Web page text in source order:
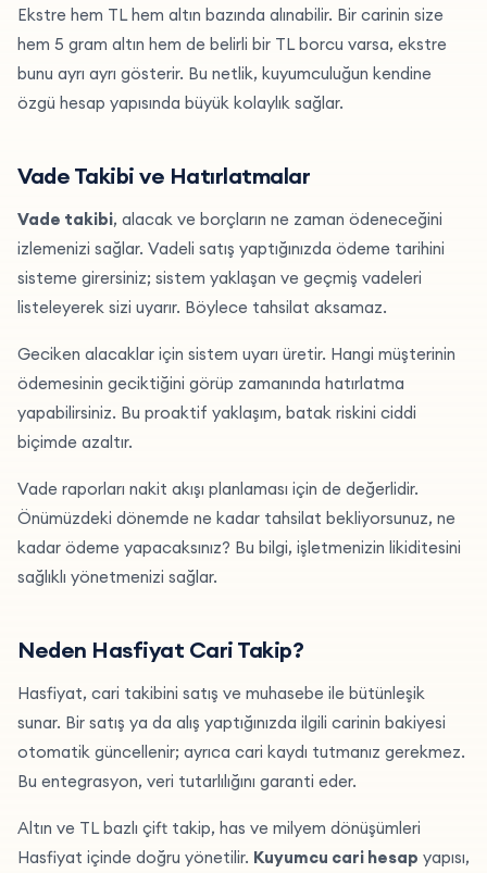
Ekstre hem TL hem altın bazında alınabilir. Bir carinin size
hem 5 gram altın hem de belirli bir TL borcu varsa, ekstre
bunu ayrı ayrı gösterir. Bu netlik, kuyumculuğun kendine
özgü hesap yapısında büyük kolaylık sağlar.
Vade Takibi ve Hatırlatmalar
Vade takibi, alacak ve borçların ne zaman ödeneceğini
izlemenizi sağlar. Vadeli satış yaptığınızda ödeme tarihini
sisteme girersiniz; sistem yaklaşan ve geçmiş vadeleri
listeleyerek sizi uyarır. Böylece tahsilat aksamaz.
Geciken alacaklar için sistem uyarı üretir. Hangi müşterinin
ödemesinin geciktiğini görüp zamanında hatırlatma
yapabilirsiniz. Bu proaktif yaklaşım, batak riskini ciddi
biçimde azaltır.
Vade raporları nakit akışı planlaması için de değerlidir.
Önümüzdeki dönemde ne kadar tahsilat bekliyorsunuz, ne
kadar ödeme yapacaksınız? Bu bilgi, işletmenizin likiditesini
sağlıklı yönetmenizi sağlar.
Neden Hasfiyat Cari Takip?
Hasfiyat, cari takibini satış ve muhasebe ile bütünleşik
sunar. Bir satış ya da alış yaptığınızda ilgili carinin bakiyesi
otomatik güncellenir; ayrıca cari kaydı tutmanız gerekmez.
Bu entegrasyon, veri tutarlılığını garanti eder.
Altın ve TL bazlı çift takip, has ve milyem dönüşümleri
Hasfiyat içinde doğru yönetilir. Kuyumcu cari hesap yapısı,